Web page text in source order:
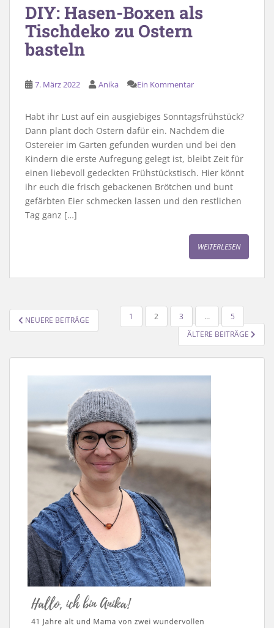
DIY: Hasen-Boxen als
Tischdeko zu Ostern
basteln
7. März 2022 Anika Ein Kommentar
Habt ihr Lust auf ein ausgiebiges Sonntagsfrühstück?
Dann plant doch Ostern dafür ein. Nachdem die
Ostereier im Garten gefunden wurden und bei den
Kindern die erste Aufregung gelegt ist, bleibt Zeit für
einen liebevoll gedeckten Frühstückstisch. Hier könnt
ihr euch die frisch gebackenen Brötchen und bunt
gefärbten Eier schmecken lassen und den restlichen
Tag ganz […]
WEITERLESEN
SEITENNUMMERIERUNG
DER
NEUERE BEITRÄGE 1 2 3 …
5
ÄLTERE BEITRÄGE